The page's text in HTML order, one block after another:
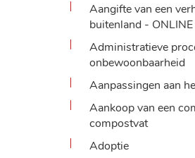
Aangifte van een
buitenland -
Administratieve
onbewoonbaarheid
Aanpassingen aan
Aankoop van een
compostvat
Adoptie